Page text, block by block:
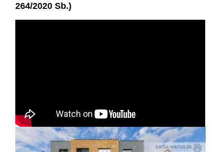
264/2020 Sb.)